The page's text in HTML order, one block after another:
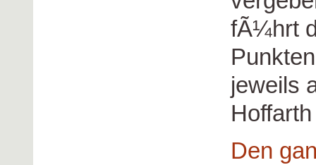
fÃ¼hrt
jeweils
Den